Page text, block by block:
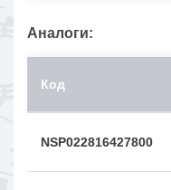
Аналоги:
Код
NSP022816427800